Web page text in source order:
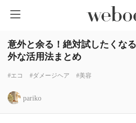
意外と余る！絶対試したくな
外な活用法まとめ
#エコ #ダメージヘア #美容
pariko